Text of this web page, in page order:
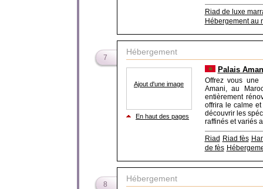
Riad de luxe
Hébergement au
7
Hébergement
Ajout d'une image
En haut des pages
Palais
Offrez vous une
Amani, au
entièrement
offrira le calme
découvrir les
raffinés et variés
Riad Riad fès
de fès
8
Hébergement